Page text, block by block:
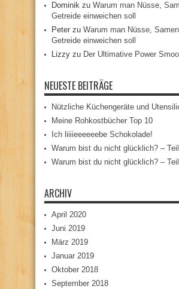
Dominik zu Warum man Nüsse,
Getreide einweichen soll
Peter zu Warum man Nüsse,
Getreide einweichen soll
Lizzy zu Der Ultimative Power
NEUESTE BEITRÄGE
Nützliche Küchengeräte und
Meine Rohkostbücher Top 10
Ich liiiieeeeeebe Schokolade!
Warum bist du nicht glücklich? –
Warum bist du nicht glücklich? –
ARCHIV
April 2020
Juni 2019
März 2019
Januar 2019
Oktober 2018
September 2018